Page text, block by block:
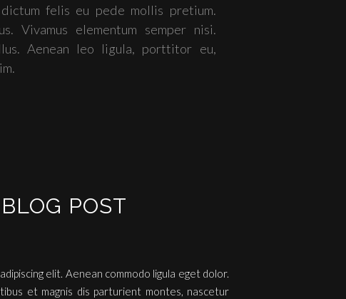
felis eu pede mollis pretium.
Vivamus elementum semper nisi.
Aenean leo ligula, porttitor eu,
POST
elit. Aenean commodo ligula eget dolor.
et magnis dis parturient montes, nascetur